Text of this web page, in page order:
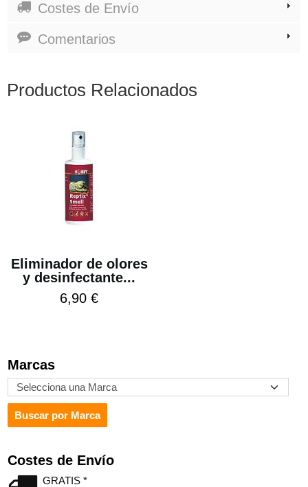
Marcas
Costes de Envío
GRATIS *
Costes de Envío
Comentarios
Productos Relacionados
Eliminador de olores
y desinfectante...
6,90 €